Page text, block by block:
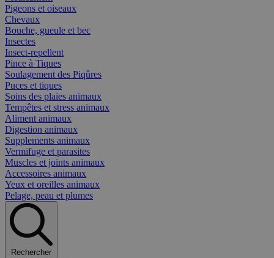
Pigeons et oiseaux
Chevaux
Bouche, gueule et bec
Insectes
Insect-repellent
Pince à Tiques
Soulagement des Piqûres
Puces et tiques
Soins des plaies animaux
Tempêtes et stress animaux
Aliment animaux
Digestion animaux
Supplements animaux
Vermifuge et parasites
Muscles et joints animaux
Accessoires animaux
Yeux et oreilles animaux
Pelage, peau et plumes
Rechercher